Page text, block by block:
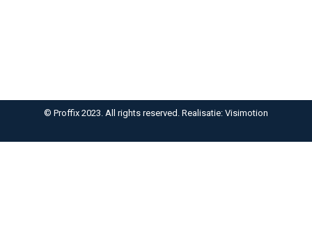
© Proffix 2023. All rights reserved. Realisatie: Visimotion